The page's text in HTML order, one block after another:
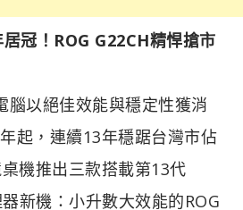
冠！ROG G22CH精悍搶市
腦以絕佳效能與穩定性獲消
起，連續13年穩踞台灣市佔
機推出三款搭載第13代
新機：小升數大效能的ROG